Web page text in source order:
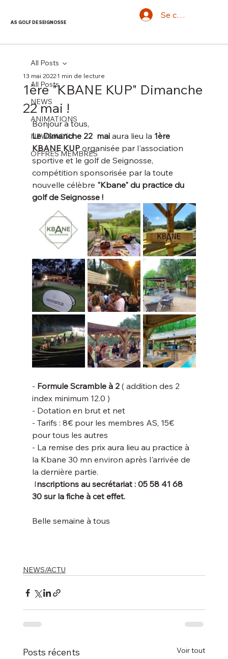
AS GOLF DE SEIGNOSSE
Se connecter
All Posts
NEWS
ANIMATIONS
NEWS/ACTU
OFFRES MEMBRES
All Posts
1ère "KBANE KUP" Dimanche
22 mai !
13 mai 20221 min de lecture
Bonjour à tous,
Le Dimanche 22  mai aura lieu la 1ère
KBANE KUP organisée par l'association
sportive et le golf de Seignosse,
compétition sponsorisée par la toute
nouvelle célèbre "Kbane" du practice du
golf de Seignosse !
- Formule Scramble à 2 ( addition des 2
index minimum 12.0 )
- Dotation en brut et net
- Tarifs : 8€ pour les membres AS, 15€
pour tous les autres
- La remise des prix aura lieu au practice à
la Kbane 30 mn environ après l'arrivée de
la dernière partie.
Inscriptions au secrétariat : 05 58 41 68
30 sur la fiche à cet effet.
Belle semaine à tous
NEWS/ACTU
Posts récents Voir tout